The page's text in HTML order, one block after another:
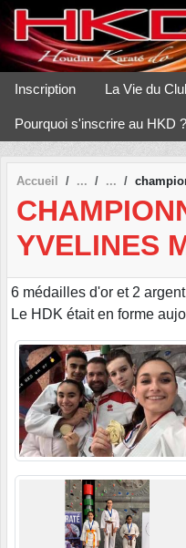
Inscription La Vie du
Pourquoi s'inscrire au HKD ?
Accueil
YVELINES
6 médailles d'or et 2
Le HDK était en forme
Panneau de gestion des